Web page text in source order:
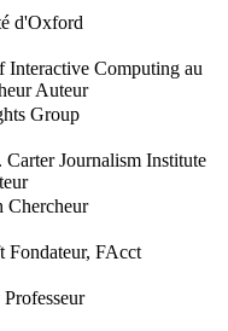
d'Oxford
Interactive Computing au
Auteur
Group
Journalism Institute
Chercheur
Fondateur, FAcct